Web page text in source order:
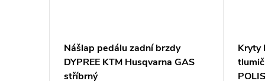
Nášlap pedálu zadní brzdy
DYPREE KTM Husqvarna GAS
stříbrný
Kryty